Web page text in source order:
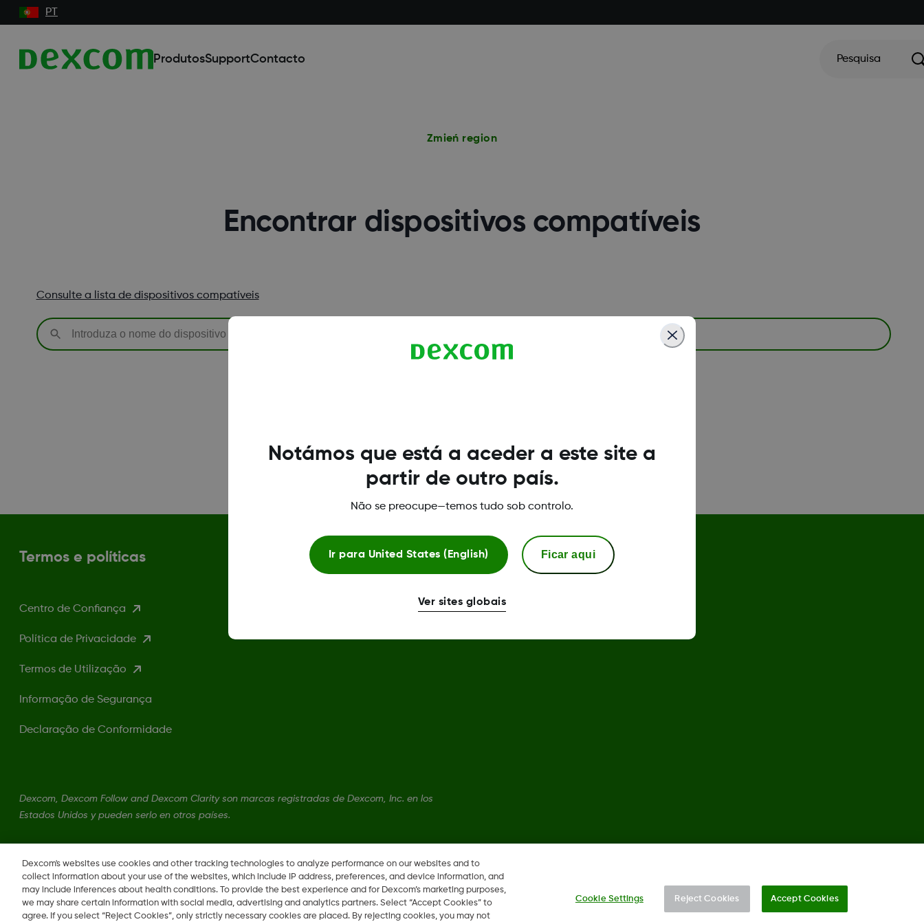
PT
ProdutosSupportContacto Pesquisa
Zmień region
Encontrar dispositivos compatíveis
Consulte a lista de dispositivos compatíveis
Termos e políticas
Centro de Confiança
Política de Privacidade
Termos de Utilização
Informação de Segurança
Declaração de Conformidade
Dexcom, Dexcom Follow and Dexcom Clarity son marcas registradas de Dexcom, Inc. en los
Estados Unidos y pueden serlo en otros países.
Dexcom's websites use cookies and other tracking technologies to analyze performance on our websites and to
collect information about your use of the websites, which include IP address, preferences, and device information, and
may include inferences about health conditions. To provide the best experience and for Dexcom’s marketing purposes,
we may share certain information with social media, advertising and analytics partners. Select “Accept Cookies” to
agree. If you select “Reject Cookies”, only strictly necessary cookies are placed. By rejecting cookies, you may not
Cookie Settings Reject Cookies Accept Cookies
Notámos que está a aceder a este site a
partir de outro país.
Não se preocupe—temos tudo sob controlo.
Ir para United States (English) Ficar aqui
Ver sites globais